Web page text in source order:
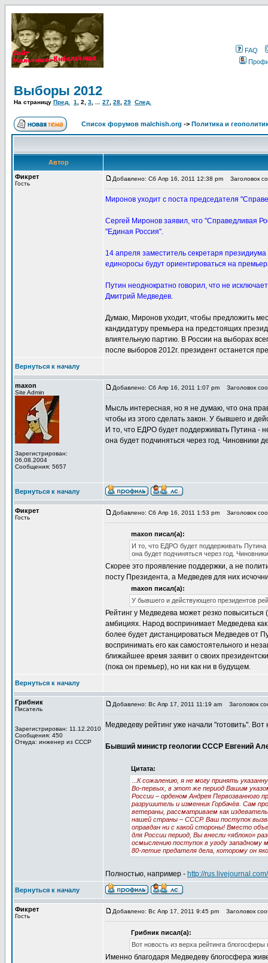
FAQ
Выборы 2012
На страницу Пред. 1 2 3 27 28 29 След.
Список форумов malchish.org -> Политика и
Автор
Фикрет
Гость
Добавлено: Сб Апр 16, 2011 12:38 pm Заголовок
Миронов уходит с поста председателя
Сергей Миронов заявил, что "Справедливая
"Единая Россия".
14 апреля заместитель секретаря
единоросы будут ориентироваться на
Путин неоднократно говорил, что не
Дмитрий Медведев.
Думаю, Миронов уходит, чтобы предложить
кандидатуру премьера на предстоящих
влиятельную партию. В России на выборах
после выборов 2012г. президент останется
Вернуться к началу
maxon
Site Admin
Зарегистрирован:
06.08.2004
Сообщения: 5657
Добавлено: Сб Апр 16, 2011 1:07 pm Заголовок
Мысль интересная, но я не думаю, что она
чтобы из этого сделать закон. У бывшего и
И то, что ЕДРО будет поддерживать Путина -
она будет подчиняться через год. Чиновники
Вернуться к началу
Фикрет
Гость
Добавлено: Сб Апр 16, 2011 1:53 pm Заголовок
maxon писал(а):
И то, что ЕДРО будет поддерживать Путина
она будет подчиняться через год.
Скорее это проявление поддержки, а не
посту Президента, а Медведев для них
maxon писал(а):
У бывшего и действующего президентов
Рейтинг у Медведева может резко повыситься
амбициях. Народ воспринимает Медведева
более будет дистанцироваться Медведев от
воспринимать его как самостоятельного и
ближайшее время заявит о своих
(пока он премьер), но ни как ни в будущем.
Вернуться к началу
Грибник
Писатель
Зарегистрирован: 11.12.2010
Сообщения: 450
Откуда: инженер из СССР
Добавлено: Вс Апр 17, 2011 11:19 am Заголовок
Медведеву рейтинг уже начали "готовить".
Бывший министр геологии СССР Евгений
Цитата:
К сожалению, я не могу принять
Во-первых, в этот же период Вашим
России – орденом Андрея Первозванного
разрушитель и изменник Горбачёв. Сам
ветераны, рассматриваем как
нашей страны – СССР. Ваш поступок
оправдан ни с какой стороны! Вместо
для России период, Вы внесли «яблоко»
осмыслению поступок в угоду западному
80-летие предателя дела, которому он
Полностью, например - http://
Вернуться к началу
Фикрет
Гость
Добавлено: Вс Апр 17, 2011 9:45 pm Заголовок
Грибник писал(а):
Вот новость из верха рейтинга блогосферы
Именно благодаря Медведеву блогосфера